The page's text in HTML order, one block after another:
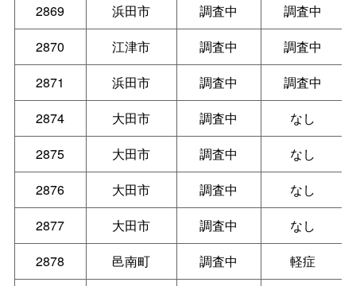
2869
浜田市 調査中
調査中
2870
江津市 調査中
調査中
2871
浜田市 調査中
調査中
2874
大田市 調査中
なし
2875
大田市 調査中
なし
2876
大田市 調査中
なし
2877
大田市 調査中
なし
2878
邑南町 調査中
軽症